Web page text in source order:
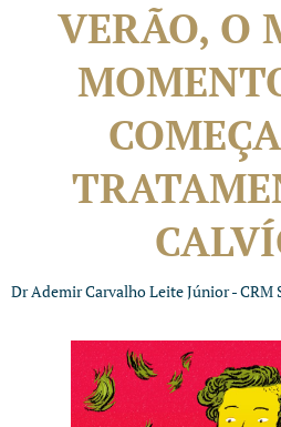
VERÃO, O
Dr Ademir Carvalho Leite Júnior - CRM